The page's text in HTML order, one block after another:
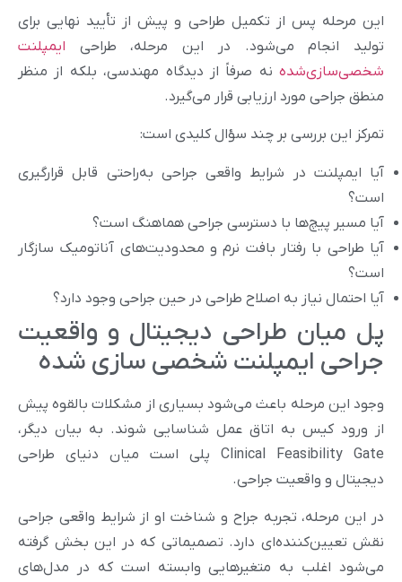
این مرحله پس از تکمیل طراحی و پیش از تأیید نهایی برای
تولید انجام می‌شود. در این مرحله، طراحی
ایمپلنت
شخصی‌سازی‌شدهنه صرفاً از دیدگاه مهندسی، بلکه از منظر
منطق جراحی مورد ارزیابی قرار می‌گیرد.
تمرکز این بررسی بر چند سؤال کلیدی است:
آیا ایمپلنت در شرایط واقعی جراحی به‌راحتی قابل قرارگیری
است؟
آیا مسیر پیچ‌ها با دسترسی جراحی هماهنگ است؟
آیا طراحی با رفتار بافت نرم و محدودیت‌های آناتومیک سازگار
است؟
آیا احتمال نیاز به اصلاح طراحی در حین جراحی وجود دارد؟
پل میان طراحی دیجیتال و واقعیت
جراحی ایمپلنت شخصی سازی شده
وجود این مرحله باعث می‌شود بسیاری از مشکلات بالقوه پیش
از ورود کیس به اتاق عمل شناسایی شوند. به بیان دیگر،
Clinical Feasibility Gate پلی است میان دنیای طراحی
دیجیتال و واقعیت جراحی.
در این مرحله، تجربه جراح و شناخت او از شرایط واقعی جراحی
نقش تعیین‌کننده‌ای دارد. تصمیماتی که در این بخش گرفته
می‌شود اغلب به متغیرهایی وابسته است که در مدل‌های